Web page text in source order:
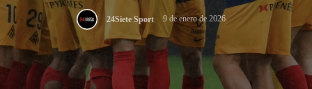
24Siete Sport 9 de enero de 2026